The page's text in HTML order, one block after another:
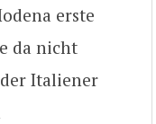
erste
da nicht
Italiener